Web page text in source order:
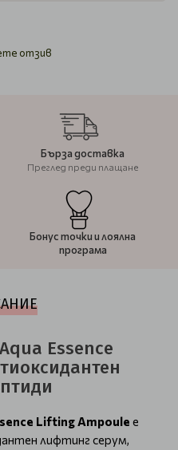
отзив
Бърза доставка
Преглед преди плащане
Бонус точки и лоялна
програма
Essence
Lifting Ampoule е
лифтинг серум,